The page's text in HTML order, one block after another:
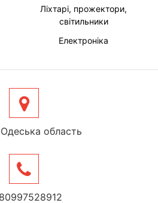
Ліхтарі, прожектори,
світильники
Електроніка
область